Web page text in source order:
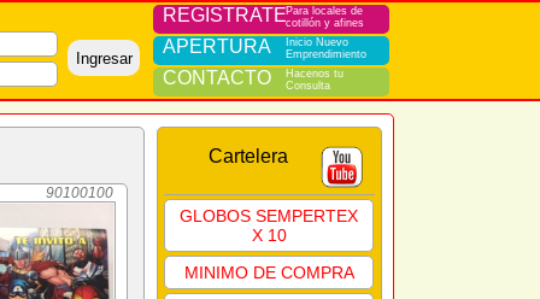
Ingresar
REGISTRATEPara locales de
cotillón y afines
APERTURA
Inicio Nuevo
Emprendimiento
CONTACTO
Hacenos tu
Consulta
90100100
Cartelera
GLOBOS SEMPERTEX
X 10
MINIMO DE COMPRA